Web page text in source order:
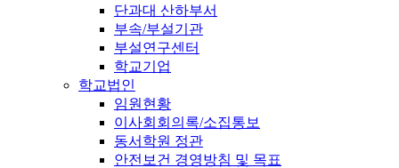
단과대 산하부서
부속/부설기관
부설연구센터
학교기업
학교법인
임원현황
이사회회의록/소집통보
동서학원 정관
안전보건 경영방침 및 목표